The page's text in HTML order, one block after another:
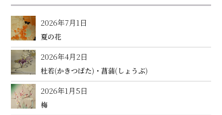
2026年7月1日
夏の花
2026年4月2日
杜若(かきつばた)・菖蒲(しょうぶ)
2026年1月5日
梅